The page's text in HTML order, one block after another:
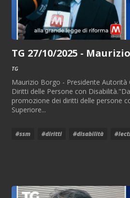
TG 27/10/2025 -
TG
Maurizio Borgo - Presidente Autorità
Diritti delle Persone con
promozione dei diritti delle persone
Superiore...
#ssm #diritti #disabilità